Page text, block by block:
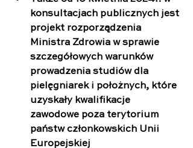
konsultacjach publicznych jest
projekt rozporządzenia
Ministra Zdrowia w sprawie
szczegółowych warunków
prowadzenia studiów dla
pielęgniarek i położnych, które
uzyskały kwalifikacje
zawodowe poza terytorium
państw członkowskich Unii
Europejskiej